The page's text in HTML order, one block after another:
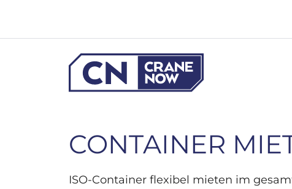
springen
CONTAINER
ISO-Container flexibel mieten im